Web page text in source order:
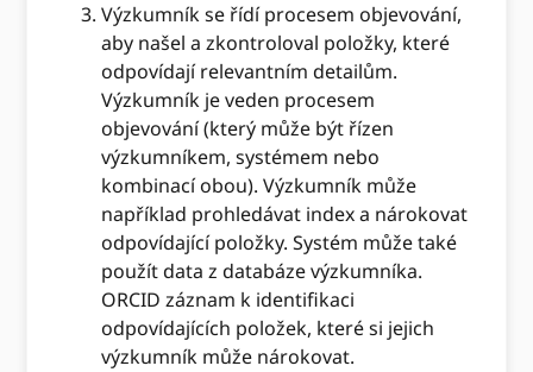
Výzkumník se řídí procesem objevování,
aby našel a zkontroloval položky, které
odpovídají relevantním detailům.
Výzkumník je veden procesem
objevování (který může být řízen
výzkumníkem, systémem nebo
kombinací obou). Výzkumník může
například prohledávat index a nárokovat
odpovídající položky. Systém může také
použít data z databáze výzkumníka.
ORCID záznam k identifikaci
odpovídajících položek, které si jejich
výzkumník může nárokovat.